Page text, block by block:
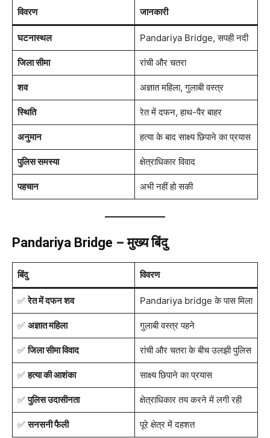
विवरण जानकारी
घटनास्थल Pandariya Bridge, सपही नदी
जिला सीमा रांची और चतरा
शव अज्ञात महिला, गुलाबी वस्त्र
स्थिति रेत में दफन, हाथ-पैर बाहर
अनुमान हत्या के बाद साक्ष्य छिपाने का प्रयास
पुलिस समस्या क्षेत्राधिकार विवाद
पहचान अभी नहीं हो सकी
Pandariya Bridge – मुख्य बिंदु
बिंदु विवरण
✅रेत में दफन शव Pandariya bridge के पास मिला
✅ अज्ञात महिला गुलाबी वस्त्र पहने
✅जिला सीमा विवाद रांची और चतरा के बीच उलझी पुलिस
✅हत्या की आशंका साक्ष्य छिपाने का प्रयास
✅पुलिस उदासीनता क्षेत्राधिकार तय करने में लगी रही
✅सनसनी फैली पूरे क्षेत्र में दहशत